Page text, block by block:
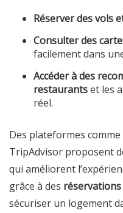
Réserver des vols
Consulter des
facilement dans
Accéder à des
restaurantset les
réel.
Des plateformes
TripAdvisor proposent
qui améliorent
grâce à des
sécuriser un logement